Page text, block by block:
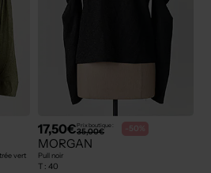
vert
17,50€Prix boutique :
35,00€ -50%
MORGAN
Pull noir
T : 40